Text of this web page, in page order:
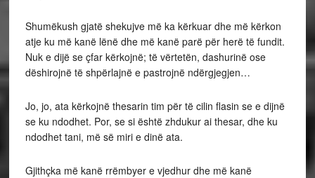
Shumëkush gjatë shekujve më ka kërkuar dhe më kërkon
atje ku më kanë lënë dhe më kanë parë për herë të fundit.
Nuk e dijë se çfar kërkojnë; të vërtetën, dashurinë ose
dëshirojnë të shpërlajnë e pastrojnë ndërgjegjen…
Jo, jo, ata kërkojnë thesarin tim për të cilin flasin se e dijnë
se ku ndodhet. Por, se si është zhdukur ai thesar, dhe ku
ndodhet tani, më së miri e dinë ata.
Gjithçka më kanë rrëmbyer e vjedhur dhe më kanë